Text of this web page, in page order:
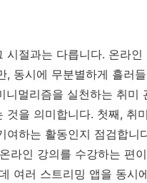
시절과는 다릅니다. 온라
, 동시에 무분별하게 흘러
니멀리즘을 실천하는 취미
것을 의미합니다. 첫째, 취
여하는 활동인지 점검합니
라인 강의를 수강하는 편
여러 스트리밍 앱을 동시